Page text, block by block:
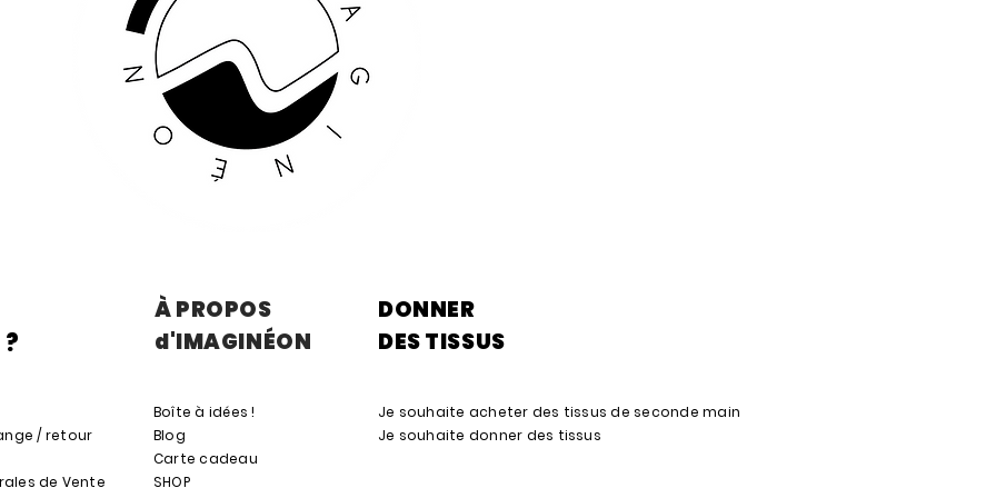
À PROPOS
d'IMAGINÉON
DONNER
DES TISSUS
/ retour
de Vente
Boîte à idées !
Blog
Carte cadeau
SHOP
Je souhaite acheter des tissus de seconde main
Je souhaite donner des tissus